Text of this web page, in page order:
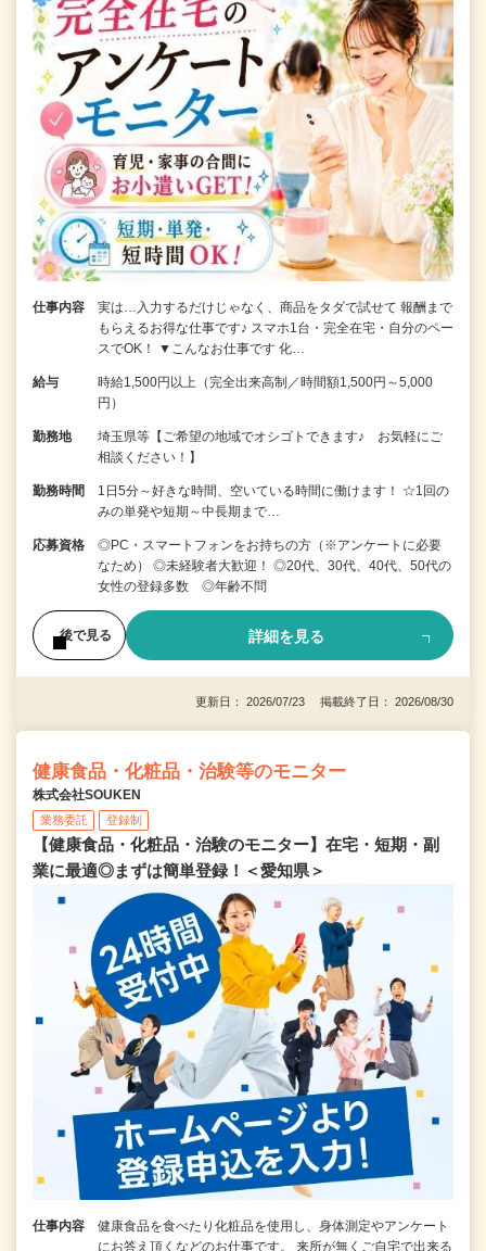
仕事内容
実は…入力するだけじゃなく、商品をタダで試せて 報酬まで
もらえるお得な仕事です♪ スマホ1台・完全在宅・自分のペー
スでOK！ ▼こんなお仕事です 化…
給与
時給1,500円以上（完全出来高制／時間額1,500円～5,000
円）
勤務地
埼玉県等【ご希望の地域でオシゴトできます♪ お気軽にご
相談ください！】
勤務時間
1日5分～好きな時間、空いている時間に働けます！ ☆1回の
みの単発や短期～中長期まで…
応募資格
◎PC・スマートフォンをお持ちの方（※アンケートに必要
なため） ◎未経験者大歓迎！ ◎20代、30代、40代、50代の
女性の登録多数 ◎年齢不問
後で見る 詳細を見る
更新日： 2026/07/23 掲載終了日： 2026/08/30
健康食品・化粧品・治験等のモニター
株式会社SOUKEN
業務委託 登録制
【健康食品・化粧品・治験のモニター】在宅・短期・副
業に最適◎まずは簡単登録！＜愛知県＞
仕事内容
健康食品を食べたり化粧品を使用し、身体測定やアンケート
にお答え頂くなどのお仕事です。 来所が無くご自宅で出来る